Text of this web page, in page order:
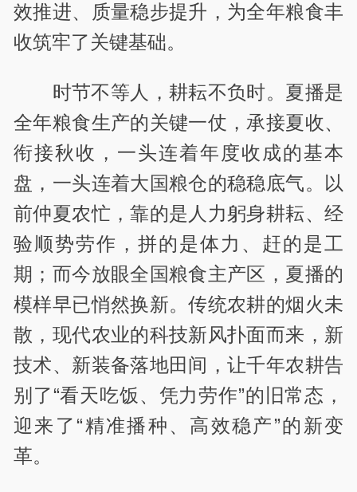
效推进、质量稳步提升，为全年粮食丰
收筑牢了关键基础。
时节不等人，耕耘不负时。夏播是
全年粮食生产的关键一仗，承接夏收、
衔接秋收，一头连着年度收成的基本
盘，一头连着大国粮仓的稳稳底气。以
前仲夏农忙，靠的是人力躬身耕耘、经
验顺势劳作，拼的是体力、赶的是工
期；而今放眼全国粮食主产区，夏播的
模样早已悄然换新。传统农耕的烟火未
散，现代农业的科技新风扑面而来，新
技术、新装备落地田间，让千年农耕告
别了“看天吃饭、凭力劳作”的旧常态，
迎来了“精准播种、高效稳产”的新变
革。